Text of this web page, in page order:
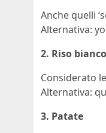
Anche quelli
Alternativa:
2. Riso bianco
Considerato
Alternativa:
3. Patate